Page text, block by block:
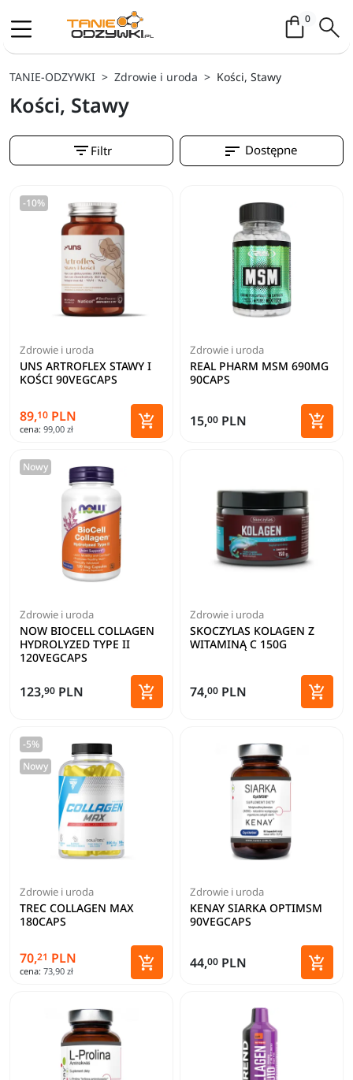
0Koszyk /
TANIE-ODZYWKI Zdrowie i uroda Kości, Stawy
Kości, Stawy
filter_list Filtr sort Dostępne
-10%
Zdrowie i uroda
UNS ARTROFLEX STAWY I
KOŚCI 90VEGCAPS
89,10 PLN
cena: 99,00 zł 
Dodaj do koszyka
Zdrowie i uroda
REAL PHARM MSM 690MG
90CAPS
15,00 PLN 
Dodaj
Nowy
Zdrowie i uroda
NOW BIOCELL COLLAGEN
HYDROLYZED TYPE II
120VEGCAPS
123,90 PLN 
Dodaj do koszyka
Zdrowie i uroda
SKOCZYLAS KOLAGEN Z
WITAMINĄ C 150G
74,00 PLN 
Dodaj
-5%
Nowy
Zdrowie i uroda
TREC COLLAGEN MAX
180CAPS
70,21 PLN
cena: 73,90 zł 
Dodaj do koszyka
Zdrowie i uroda
KENAY SIARKA OPTIMSM
90VEGCAPS
44,00 PLN 
Dodaj